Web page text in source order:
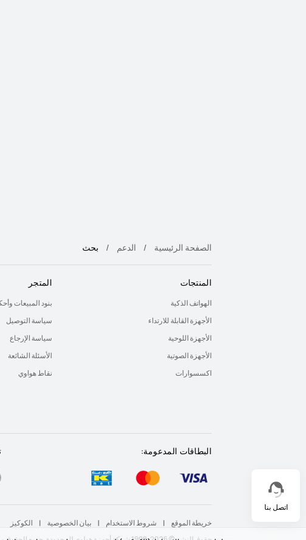
اتصل بنا
الصفحة الرئيسية الدعم بحث
المنتجات
الهواتف الذكية
الأجهزة القابلة للارتداء
الأجهزة اللوحية
الأجهزة الصوتية
اكسسوارات
المتجر
بنود المبيعات
سياسة التوصيل
سياسة الإرجاع
الأسئلة الشائعة
نقاط هواوي
البطاقات المدعومة:
خريطة الموقع شروط الاستخدام بيان الخصوصية الكوكيز